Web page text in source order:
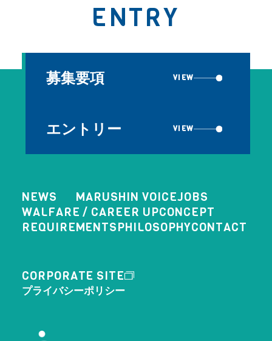
ENTRY
募集要項 VIEW
エントリー VIEW
NEWS MARUSHIN VOICEJOBS
WALFARE / CAREER UPCONCEPT
REQUIREMENTSPHILOSOPHYCONTACT
CORPORATE SITE
プライバシーポリシー